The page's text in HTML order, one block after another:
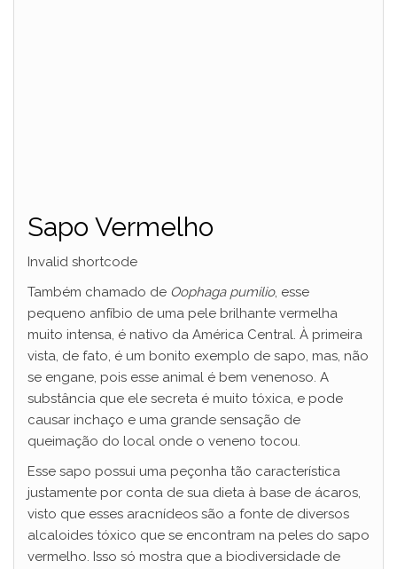
Sapo Vermelho
Invalid shortcode
Também chamado de Oophaga pumilio, esse
pequeno anfíbio de uma pele brilhante vermelha
muito intensa, é nativo da América Central. À primeira
vista, de fato, é um bonito exemplo de sapo, mas, não
se engane, pois esse animal é bem venenoso. A
substância que ele secreta é muito tóxica, e pode
causar inchaço e uma grande sensação de
queimação do local onde o veneno tocou.
Esse sapo possui uma peçonha tão característica
justamente por conta de sua dieta à base de ácaros,
visto que esses aracnídeos são a fonte de diversos
alcaloides tóxico que se encontram na peles do sapo
vermelho. Isso só mostra que a biodiversidade de